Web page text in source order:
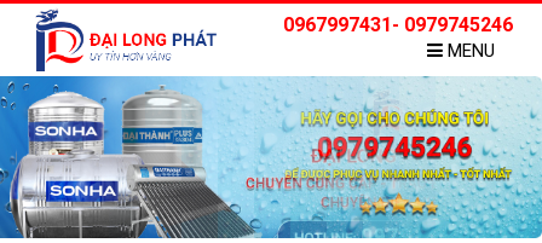
0967997431- 0979745246
MENU